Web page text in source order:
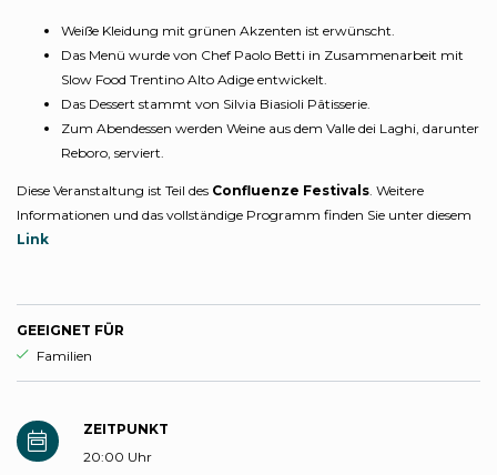
Weiße Kleidung mit grünen Akzenten ist erwünscht.
Das Menü wurde von Chef Paolo Betti in Zusammenarbeit mit
Slow Food Trentino Alto Adige entwickelt.
Das Dessert stammt von Silvia Biasioli Pâtisserie.
Zum Abendessen werden Weine aus dem Valle dei Laghi, darunter
Reboro, serviert.
Diese Veranstaltung ist Teil des Confluenze Festivals. Weitere
Informationen und das vollständige Programm finden Sie unter diesem
Link
GEEIGNET FÜR
aria.ds_experience.suitable_for_prefix
Familien
ZEITPUNKT
20:00 Uhr